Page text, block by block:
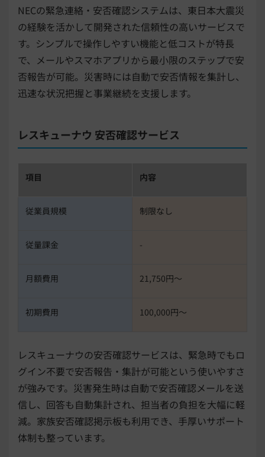
NECの緊急連絡・安否確認システムは、東日本大震災
の経験を活かして開発された信頼性の高いサービスで
す。シンプルで操作しやすい機能と低コストが特長
で、メールやスマホアプリから最小限のステップで安
否報告が可能。災害時には自動で安否情報を集計し、
迅速な状況把握と事業継続を支援します。
レスキューナウ 安否確認サービス
項目 内容
従業員規模 制限なし
従量課金 -
月額費用 21,750円〜
初期費用 100,000円〜
レスキューナウの安否確認サービスは、緊急時でもロ
グイン不要で安否報告・集計が可能という使いやすさ
が強みです。災害発生時は自動で安否確認メールを送
信し、回答も自動集計され、担当者の負担を大幅に軽
減。家族安否確認掲示板も利用でき、手厚いサポート
体制も整っています。